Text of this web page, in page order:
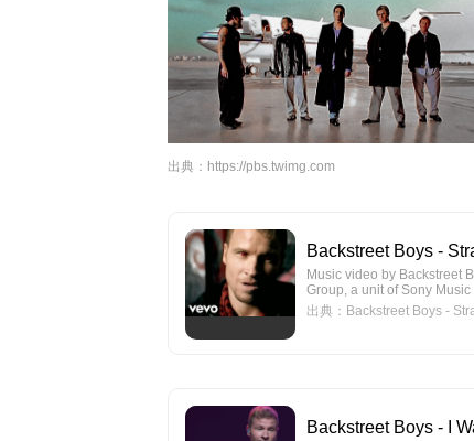
出典： https://pbs.twimg.com
Backstreet Boys -
Music video by Backstreet
Group, a unit of Sony
出典：Backstreet Boys -
Backstreet Boys - I